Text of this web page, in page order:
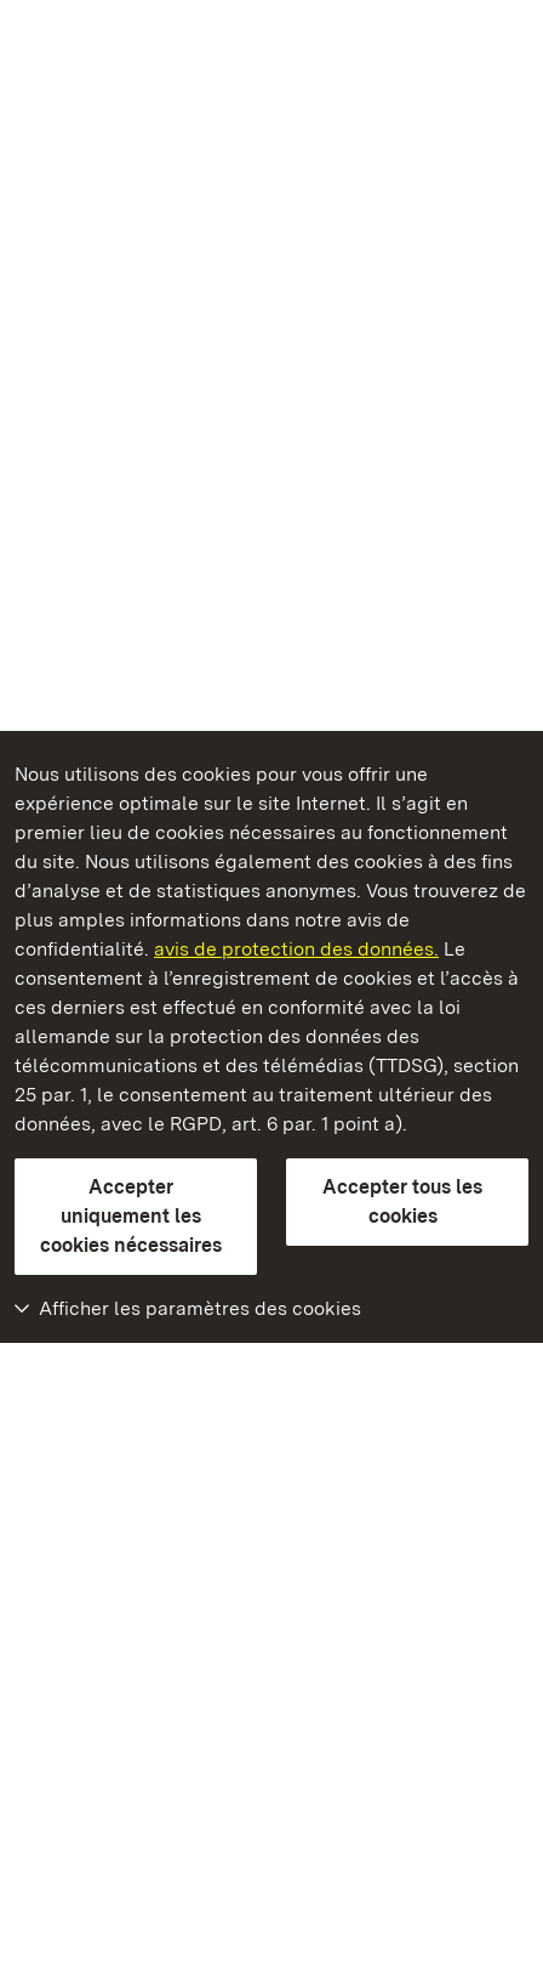
Nous utilisons des cookies pour vous offrir une
expérience optimale sur le site Internet. Il s’agit en
premier lieu de cookies nécessaires au fonctionnement
du site. Nous utilisons également des cookies à des fins
d’analyse et de statistiques anonymes. Vous trouverez de
plus amples informations dans notre avis de
confidentialité. avis de protection des données. Le
consentement à l’enregistrement de cookies et l’accès à
ces derniers est effectué en conformité avec la loi
allemande sur la protection des données des
télécommunications et des télémédias (TTDSG), section
25 par. 1, le consentement au traitement ultérieur des
données, avec le RGPD, art. 6 par. 1 point a).
Accepter
uniquement les
cookies nécessaires
Accepter tous les
cookies
Afficher les paramètres des cookies
Châteaux et jardins publics du Bade-Wurtemberg
Staatliche Schlösser und Gärten Baden‑Württemberg
Châteaux et jardins publics du Bade-Wurtemberg
ContactFAQ et réponsesMentions légales
Protection des données
Explications sur l’accessibilité
BITV-konform (geprüfte Seiten)
plus loin
Accueil
Monuments
Rendez-nous visite